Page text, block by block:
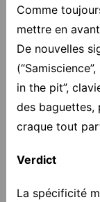
Comme
mettre en
De nouvelles
in the pit”,
des baguettes,
craque tout
Verdict
La spécificité